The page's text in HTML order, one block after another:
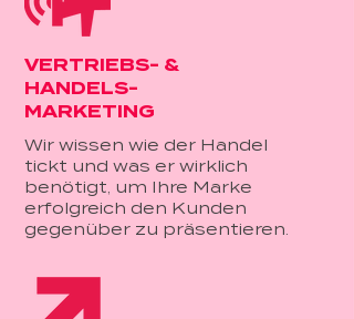
VERTRIEBS- &
HANDELS-
MARKETING
Wir wissen wie der Handel
tickt und was er wirklich
benötigt, um Ihre Marke
erfolgreich den Kunden
gegenüber zu präsentieren.